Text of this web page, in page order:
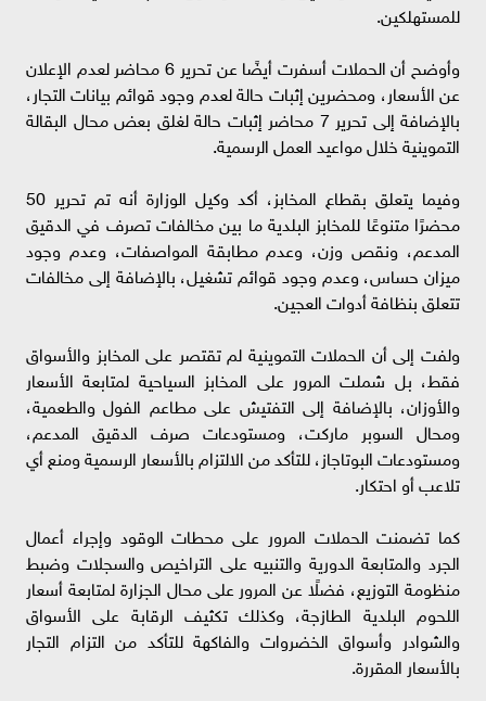
للمستهلكين.
وأوضح أن الحملات أسفرت أيضًا عن تحرير 6 محاضر لعدم الإعلان
عن الأسعار، ومحضرين إثبات حالة لعدم وجود قوائم بيانات التجار،
بالإضافة إلى تحرير 7 محاضر إثبات حالة لغلق بعض محال البقالة
التموينية خلال مواعيد العمل الرسمية.
وفيما يتعلق بقطاع المخابز، أكد وكيل الوزارة أنه تم تحرير 50
محضرًا متنوعًا للمخابز البلدية ما بين مخالفات تصرف في الدقيق
المدعم، ونقص وزن، وعدم مطابقة المواصفات، وعدم وجود
ميزان حساس، وعدم وجود قوائم تشغيل، بالإضافة إلى مخالفات
تتعلق بنظافة أدوات العجين.
ولفت إلى أن الحملات التموينية لم تقتصر على المخابز والأسواق
فقط، بل شملت المرور على المخابز السياحية لمتابعة الأسعار
والأوزان، بالإضافة إلى التفتيش على مطاعم الفول والطعمية،
ومحال السوبر ماركت، ومستودعات صرف الدقيق المدعم،
ومستودعات البوتاجاز، للتأكد من الالتزام بالأسعار الرسمية ومنع أي
تلاعب أو احتكار.
كما تضمنت الحملات المرور على محطات الوقود وإجراء أعمال
الجرد والمتابعة الدورية والتنبيه على التراخيص والسجلات وضبط
منظومة التوزيع، فضلًا عن المرور على محال الجزارة لمتابعة أسعار
اللحوم البلدية الطازجة، وكذلك تكثيف الرقابة على الأسواق
والشوادر وأسواق الخضروات والفاكهة للتأكد من التزام التجار
بالأسعار المقررة.